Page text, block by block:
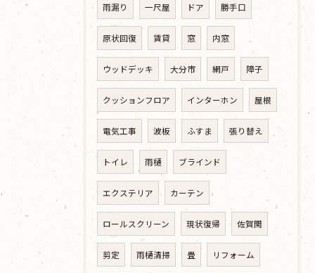
雨漏り 一尺屋 ドア 勝手口
原状回復 賃貸 窓 内窓
ウッドデッキ 大分市 網戸 障子
クッションフロア インターホン 屋根
電気工事 波板 ふすま 張り替え
トイレ 雨樋 ブラインド
エクステリア カーテン
ロールスクリーン 現状復帰 佐賀関
剪定 雨樋清掃 畳 リフォーム